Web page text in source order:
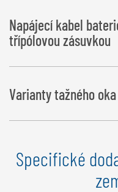
Napájecí kabel
třípólovou zásuvkou
Varianty tažného oka
Varianty tažného oka
Specifické